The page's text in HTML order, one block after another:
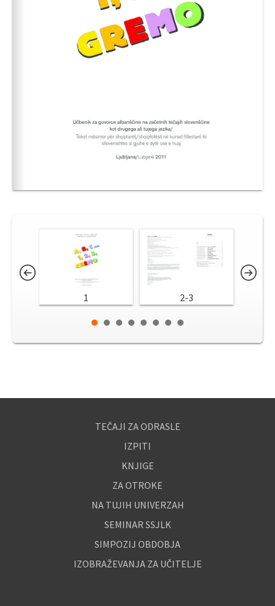
1 2-3
TEČAJI ZA ODRASLE
IZPITI
KNJIGE
ZA OTROKE
NA TUJIH UNIVERZAH
SEMINAR SSJLK
SIMPOZIJ OBDOBJA
IZOBRAŽEVANJA ZA UČITELJE